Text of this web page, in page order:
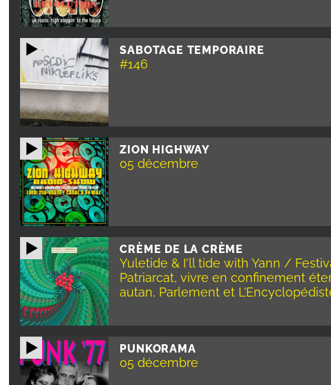
SABOTAGE TEMPORAIRE
#146
ZION HIGHWAY
05 décembre
CRÈME DE LA CRÈME
Yuletide & I'll tide with Yann /
Patriarcat, vivre en confinement
autan, Parlement et
PUNKORAMA
05 décembre